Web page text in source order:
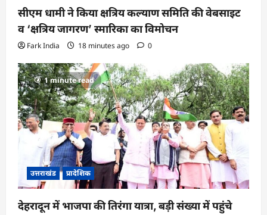
सीएम धामी ने किया क्षत्रिय कल्याण समिति की वेबसाइट
व ‘क्षत्रिय जागरण’ स्मारिका का विमोचन
Fark India 18 minutes ago 0
1 minute read
उत्तराखंड प्रादेशिक
देहरादून में भाजपा की तिरंगा यात्रा, बड़ी संख्या में पहुंचे